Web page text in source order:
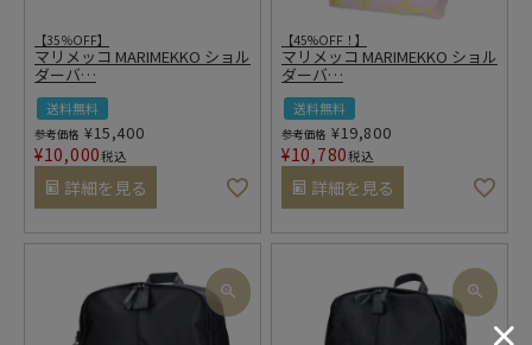
【35％OFF】
マリメッコ MARIMEKKO ショル
ダーバ…
送料無料
参考価格 ¥15,400
¥10,000税込
詳細を見る
【45%OFF！】
マリメッコ MARIMEKKO ショル
ダーバ…
送料無料
参考価格 ¥19,800
¥10,780税込
詳細を見る